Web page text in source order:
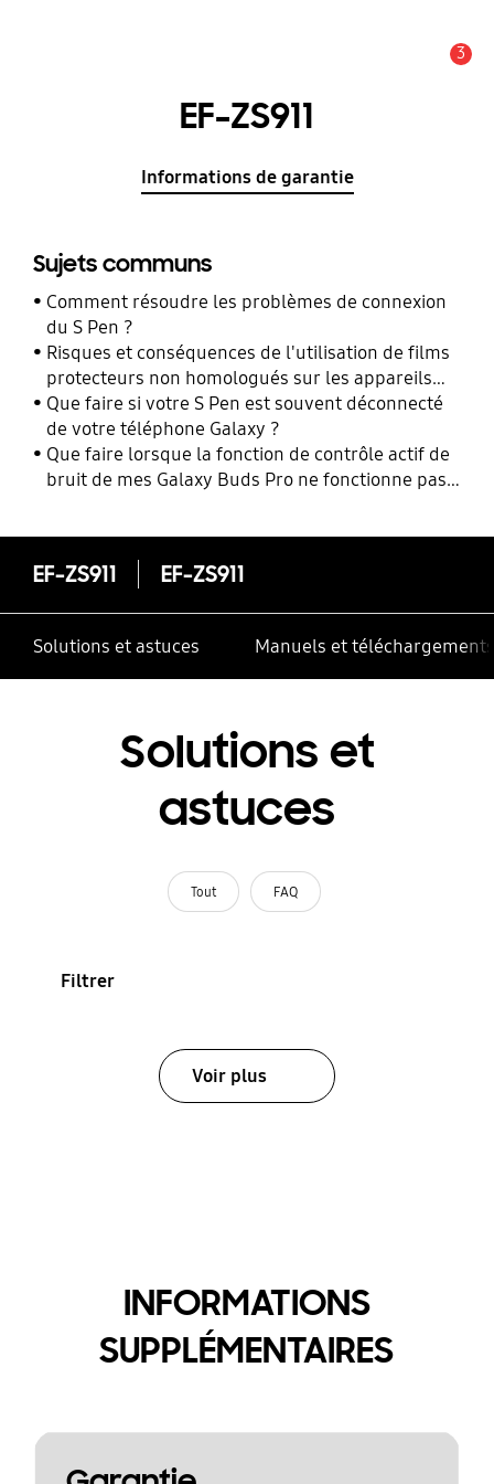
3
EF-ZS911
Informations de garantie
Sujets communs
Comment résoudre les problèmes de connexion
du S Pen ?
Risques et conséquences de l'utilisation de films
protecteurs non homologués sur les appareils
mobiles Samsung Galaxy
Que faire si votre S Pen est souvent déconnecté
de votre téléphone Galaxy ?
Que faire lorsque la fonction de contrôle actif de
bruit de mes Galaxy Buds Pro ne fonctionne pas
EF-ZS911 EF-ZS911
Solutions et astuces Manuels et téléchargements
Solutions et
astuces
Tout FAQ
Filtrer
Voir plus
INFORMATIONS
SUPPLÉMENTAIRES